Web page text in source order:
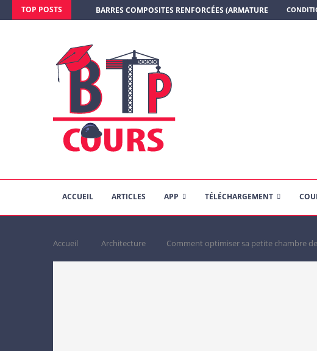
TOP POSTS BARRES COMPOSITES RENFORCÉES (ARMATURE EN
ACCUEIL ARTICLES APP TÉLÉCHARGEMENT
Accueil Architecture Comment optimiser sa petite chambre